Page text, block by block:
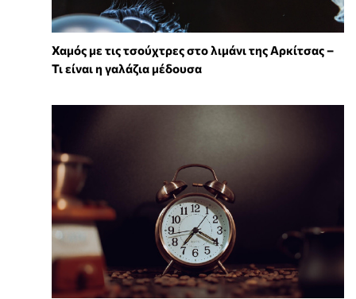
Χαμός με τις τσούχτρες στο λιμάνι της Αρκίτσας –
Τι είναι η γαλάζια μέδουσα